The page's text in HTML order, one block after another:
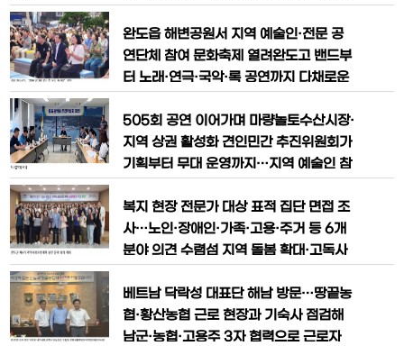
첫 인사를 놓고 일부 공직사회와 지역사회
에서 불만과 비판이 제기되고 있지
농어민뉴스] 대한민국 인공지능 산업의
핵심 기반시설인 ‘국가 AI컴퓨팅센터’가
전남광주통합특별시 해남군 솔라시도 기
조4천억 원이 투입되는 국가 AI컴퓨팅센
터가 본격적으로 구축되면서
완도읍 해변공원서 지역 예술인·전문 공
연단체 참여 문화축제 열려완도고 밴드부
터 노래·연극·국악·록 공연까지 다채로운
하고 ‘웃는 섬, 스마일 완도’ 만들 것” [한국
농어민뉴스] 김신 완도군수가 8월 1일 저
녁 완도읍 해변공원 야외음악당에서 열린
석해 군민들과 공연을 관람하고, 지역 문
화예술 활성화와 관광 콘
505회 공연 이어가며 마량놀토수산시장·
지역 상권 활성화 견인민간 추진위원회가
기획부터 무대 운영까지…지역 예술인 참
마량미항 토요음악회가 주민이 직접 기획
하고 운영하는 지역 대표 문화관광 콘텐츠
로 자리매김하며 관광객 유입과 지역경제
추진위원회는 지난 28일 마량면사무소
회의실에서 회의를 열고 올해 상반기 운
복지 현장 전문가 대상 표적 집단 면접 조
사…노인·장애인·가족·고용·주거 등 6개
분야 의견 수렴섬 지역 돌봄 확대·고독사
논의 [한국농어민뉴스] 완도군이 오는 20
27년부터 2030년까지 적용될 제6기 지
역사회보장계획에 복지 현장의 의견과 군
베트남 닥락성 대표단 해남 방문…땅끝농
협·황산농협 근로 현장과 기숙사 점검해
남군·농협·고용주 3자 협력으로 근로자